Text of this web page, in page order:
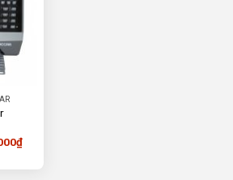
₫Giá
hiện
là: